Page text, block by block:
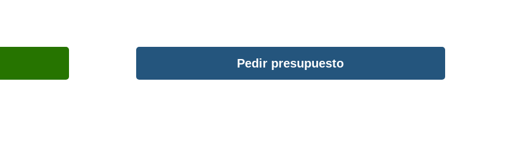
Pedir presupuesto